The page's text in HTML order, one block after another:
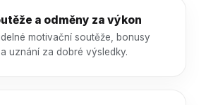
a odměny za výkon
motivační soutěže, bonusy
a uznání za dobré výsledky.